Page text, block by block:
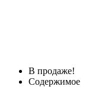
В продаже!
Содержимое